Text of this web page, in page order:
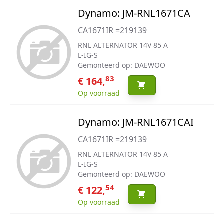
Dynamo: JM-RNL1671CA
CA1671IR =219139
RNL ALTERNATOR 14V 85 A
L-IG-S
Gemonteerd op: DAEWOO
€ 164,83
Op voorraad
Dynamo: JM-RNL1671CAI
CA1671IR =219139
RNL ALTERNATOR 14V 85 A
L-IG-S
Gemonteerd op: DAEWOO
€ 122,54
Op voorraad